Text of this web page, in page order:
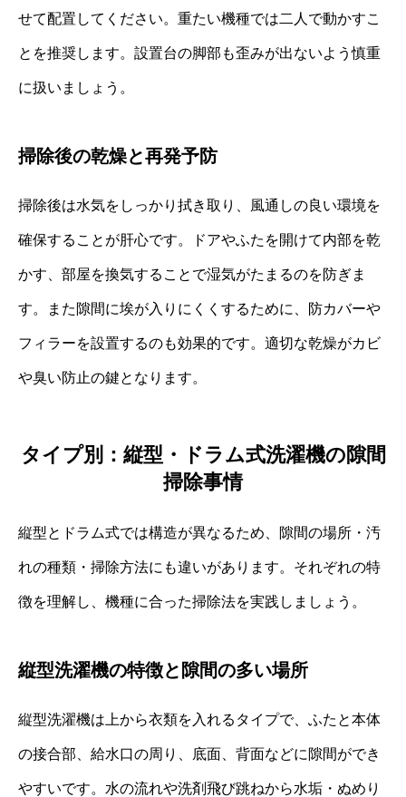
せて配置してください。重たい機種では二人で動かすこ
とを推奨します。設置台の脚部も歪みが出ないよう慎重
に扱いましょう。
掃除後の乾燥と再発予防
掃除後は水気をしっかり拭き取り、風通しの良い環境を
確保することが肝心です。ドアやふたを開けて内部を乾
かす、部屋を換気することで湿気がたまるのを防ぎま
す。また隙間に埃が入りにくくするために、防カバーや
フィラーを設置するのも効果的です。適切な乾燥がカビ
や臭い防止の鍵となります。
タイプ別：縦型・ドラム式洗濯機の隙間
掃除事情
縦型とドラム式では構造が異なるため、隙間の場所・汚
れの種類・掃除方法にも違いがあります。それぞれの特
徴を理解し、機種に合った掃除法を実践しましょう。
縦型洗濯機の特徴と隙間の多い場所
縦型洗濯機は上から衣類を入れるタイプで、ふたと本体
の接合部、給水口の周り、底面、背面などに隙間ができ
やすいです。水の流れや洗剤飛び跳ねから水垢・ぬめり